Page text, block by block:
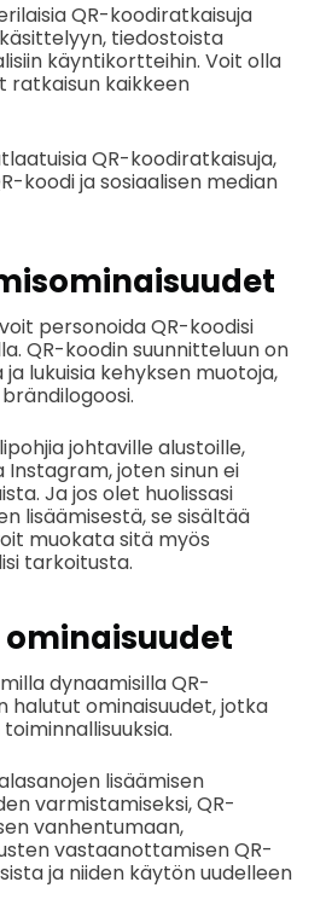
QR-koodiratkaisuja
tiedostoista
käyntikortteihin. Voit olla
ratkaisun kaikkeen
QR-koodiratkaisuja,
koodi ja sosiaalisen median
personoida QR-koodisi
QR-koodin suunnitteluun on
lukuisia kehyksen muotoja,
johtaville alustoille,
Instagram, joten sinun ei
Ja jos olet huolissasi
lisäämisestä, se sisältää
muokata sitä myös
tarkoitusta.
ominaisuudet
dynaamisilla QR-
halutut ominaisuudet, jotka
lisäämisen
varmistamiseksi, QR-
vanhentumaan,
vastaanottamisen QR-
ja niiden käytön uudelleen